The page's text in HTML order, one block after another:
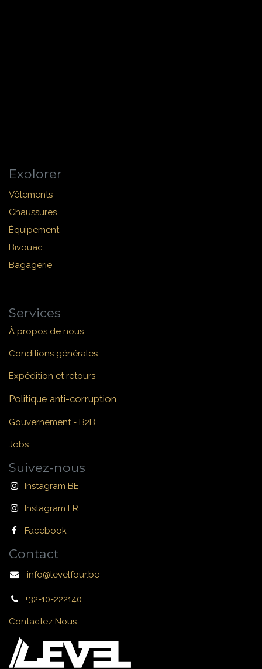
Explorer
Vêtements
Chaussures
Équipement
Bivouac
Bagagerie
Services
À propos de nous
Conditions générales
Expédition et retours
Politique anti-corruption
Gouvernement - B2B
Jobs
Suivez-nous
Instagram BE
Instagram FR
Facebook
Contact
info@levelfour.be
+32-10-222140
Contactez Nous